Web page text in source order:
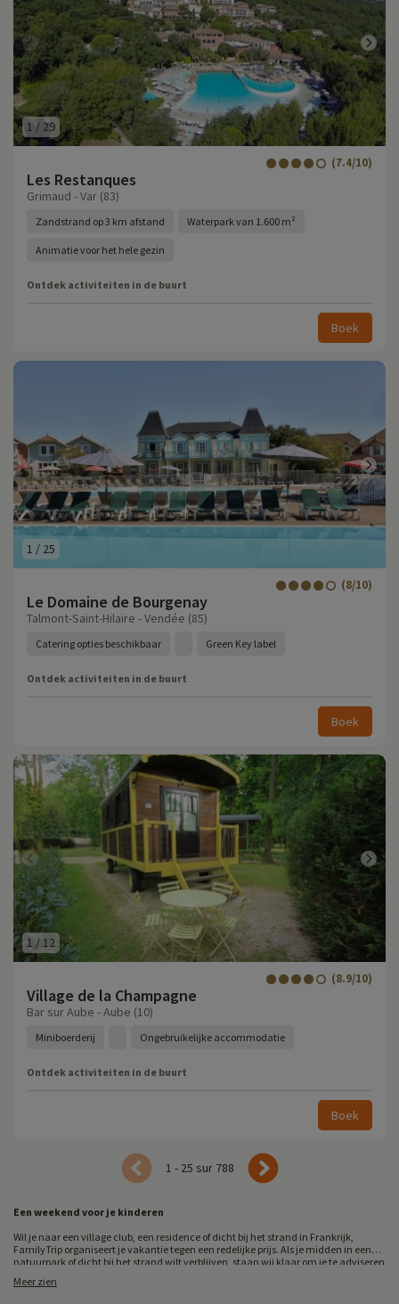
1 / 29
Les Restanques
(7.4/10)
Grimaud - Var (83)
Zandstrand op 3 km afstand Waterpark van 1.600 m²
Animatie voor het hele gezin
Ontdek activiteiten in de buurt
Boek
1 / 25
Le Domaine de Bourgenay
(8/10)
Talmont-Saint-Hilaire - Vendée (85)
Catering opties beschikbaar Green Key label
Ontdek activiteiten in de buurt
Boek
1 / 12
Village de la Champagne
(8.9/10)
Bar sur Aube - Aube (10)
Miniboerderij Ongebruikelijke accommodatie
Ontdek activiteiten in de buurt
Boek
1 - 25 sur 788
Een weekend voor je kinderen
Wil je naar een village club, een residence of dicht bij het strand in Frankrijk,
FamilyTrip organiseert je vakantie tegen een redelijke prijs. Als je midden in een
natuurpark of dicht bij het strand wilt verblijven, staan wij klaar om je te adviseren
Meer zien